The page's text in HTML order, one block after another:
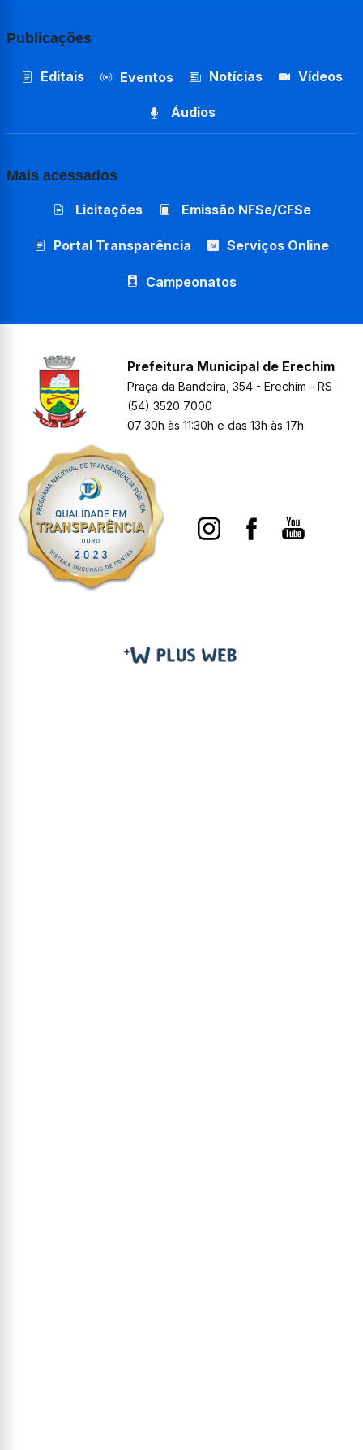
Publicações
Editais Eventos Notícias Vídeos
Áudios
Mais acessados
Licitações Emissão NFSe/CFSe
Portal Transparência Serviços Online
Campeonatos
Prefeitura Municipal de Erechim
Praça da Bandeira, 354 - Erechim - RS
(54) 3520 7000
07:30h às 11:30h e das 13h às 17h